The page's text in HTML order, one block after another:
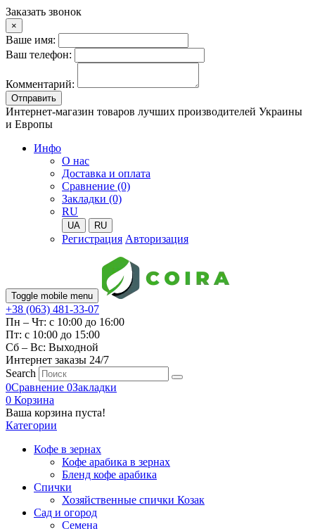
Заказать звонок
×
Ваше имя:
Ваш телефон:
Комментарий:
Отправить
Интернет-магазин товаров лучших производителей Украины
и Европы
Инфо
О нас
Доставка и оплата
Сравнение (0)
Закладки (0)
RU
UA RU
Регистрация Авторизация
Toggle mobile menu
+38 (063) 481-33-07
Пн – Чт: с 10:00 до 16:00
Пт: с 10:00 до 15:00
Сб – Вс: Выходной
Интернет заказы 24/7
Search
0Сравнение 0Закладки
0 Корзина
Ваша корзина пуста!
Категории
Кофе в зернах
Кофе арабика в зернах
Бленд кофе арабика
Спички
Хозяйственные спички Козак
Сад и огород
Семена